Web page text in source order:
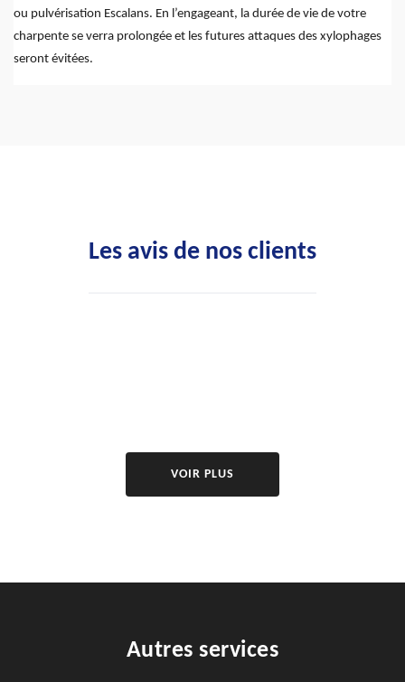
ou pulvérisation Escalans. En l’engageant, la durée de vie de votre
charpente se verra prolongée et les futures attaques des xylophages
seront évitées.
Les avis de nos clients
VOIR PLUS
Autres services